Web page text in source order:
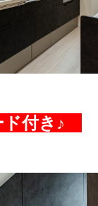
付き♪